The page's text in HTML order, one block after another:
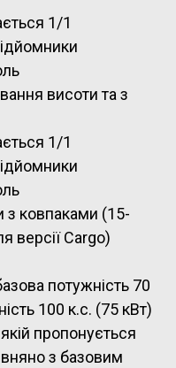
1/1
висоти та з
1/1
з ковпаками (15-
версії Cargo)
потужність 70
100 к.с. (75 кВт)
пропонується
з базовим